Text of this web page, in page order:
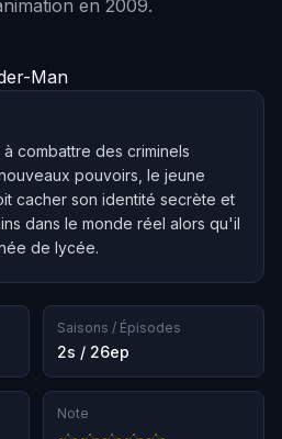
en 2009.
combattre des criminels
pouvoirs, le jeune
cacher son identité secrète et
dans le monde réel alors qu'il
de lycée.
Saisons / Épisodes
2s / 26ep
Note